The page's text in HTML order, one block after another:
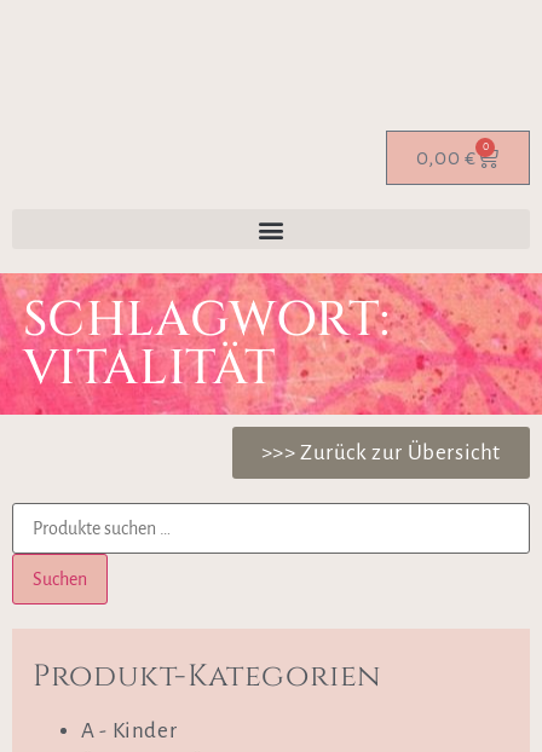
0,00 € 0
SCHLAGWORT:
VITALITÄT
>>> Zurück zur Übersicht
Suchen
Produkt-Kategorien
A - Kinder